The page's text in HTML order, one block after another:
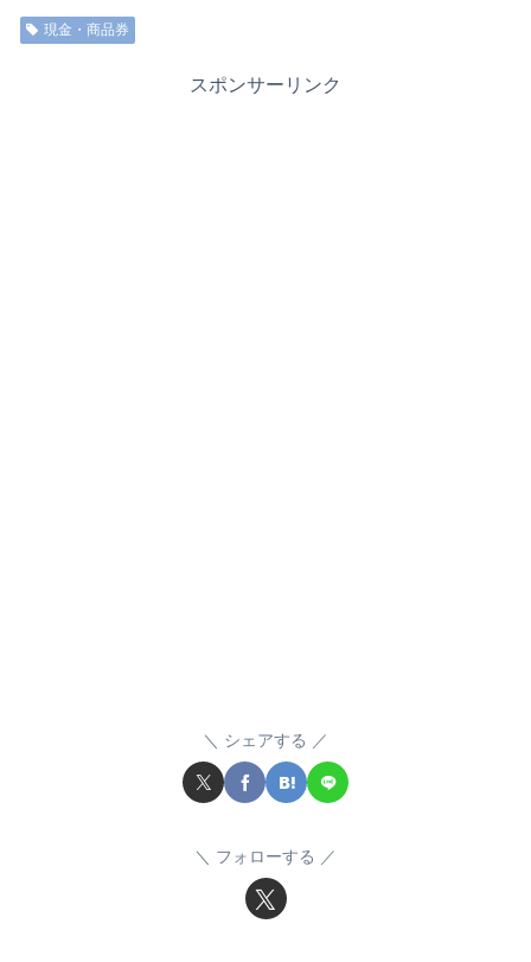
現金・商品券
スポンサーリンク
シェアする
フォローする